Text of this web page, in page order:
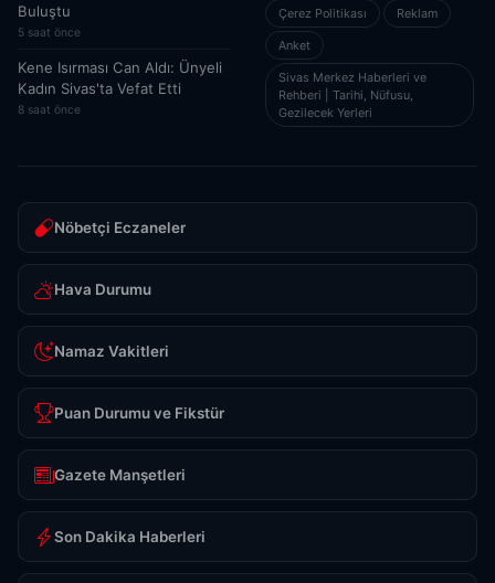
Buluştu
5 saat önce
Kene Isırması Can Aldı: Ünyeli
Kadın Sivas'ta Vefat Etti
8 saat önce
Çerez Politikası Reklam
Anket
Sivas Merkez Haberleri ve
Rehberi | Tarihi, Nüfusu,
Gezilecek Yerleri
Nöbetçi Eczaneler
Hava Durumu
Namaz Vakitleri
Puan Durumu ve Fikstür
Gazete Manşetleri
Son Dakika Haberleri